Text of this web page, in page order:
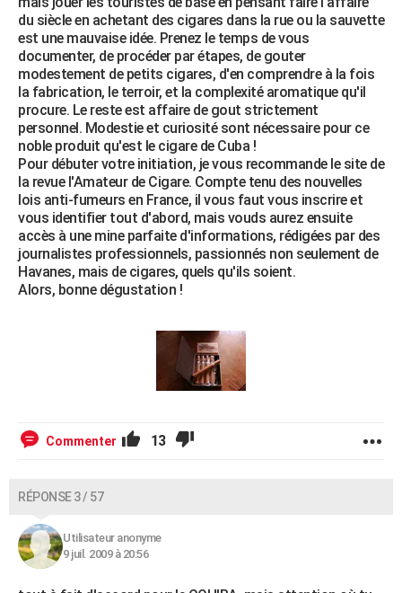
du siècle en achetant des cigares dans la rue ou la sauvette
est une mauvaise idée. Prenez le temps de vous
documenter, de procéder par étapes, de gouter
modestement de petits cigares, d'en comprendre à la fois
la fabrication, le terroir, et la complexité aromatique qu'il
procure. Le reste est affaire de gout strictement
personnel. Modestie et curiosité sont nécessaire pour ce
noble produit qu'est le cigare de Cuba !
Pour débuter votre initiation, je vous recommande le site de
la revue l'Amateur de Cigare. Compte tenu des nouvelles
lois anti-fumeurs en France, il vous faut vous inscrire et
vous identifier tout d'abord, mais vouds aurez ensuite
accès à une mine parfaite d'informations, rédigées par des
journalistes professionnels, passionnés non seulement de
Havanes, mais de cigares, quels qu'ils soient.
Alors, bonne dégustation !
Commenter 13
RÉPONSE 3 / 57
Utilisateur anonyme
9 juil. 2009 à 20:56